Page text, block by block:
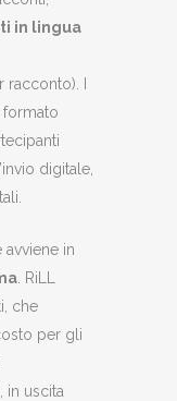
in lingua
I
formato
digitale,
in
. RiLL
che
per gli
, in uscita